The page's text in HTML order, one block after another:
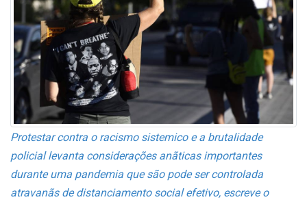
Protestar contra o racismo sistemico e a brutalidade
policial levanta considerações anãticas importantes
durante uma pandemia que são pode ser controlada
atravanãs de distanciamento social efetivo, escreve o